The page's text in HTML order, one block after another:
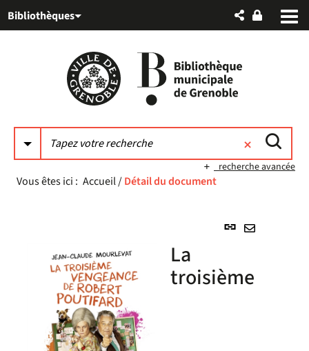
au
auBibliothèques
recherche avancée
Vous êtes ici : Accueil/Détail du document
Lien
mail
La
troisième